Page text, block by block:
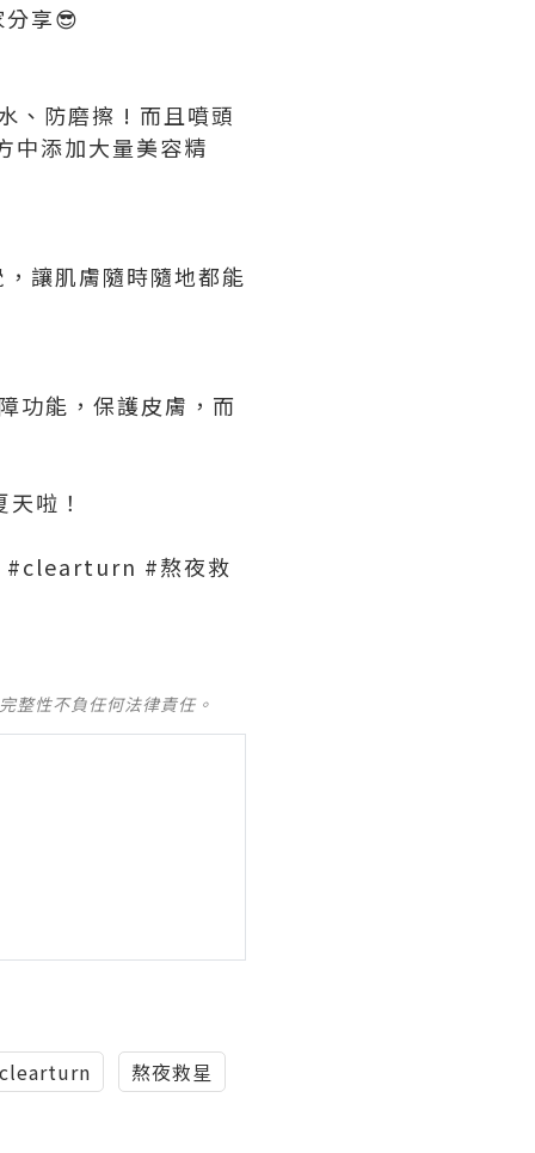
享😎
、防磨擦 ! 而且噴頭
中添加大量美容精
讓肌膚隨時隨地都能
功能，保護皮膚，而
啦！
#clearturn #熬夜救
整性不負任何法律責任。
clearturn 熬夜救星